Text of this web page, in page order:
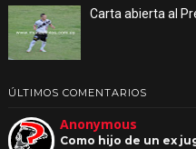
Carta abierta al
ÚLTIMOS COMENTARIOS
Anonymous
Como hijo de un ex